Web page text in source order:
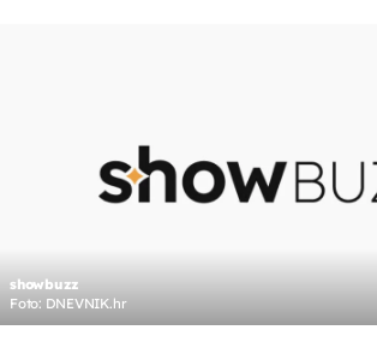
showbuzz
Foto: DNEVNIK.hr
OMOGUĆI OBAVIJESTI